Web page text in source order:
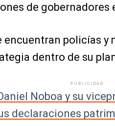
de gobernadores
encuentran policías y
dentro de su
PUBLICIDAD
Noboa y su
declaraciones